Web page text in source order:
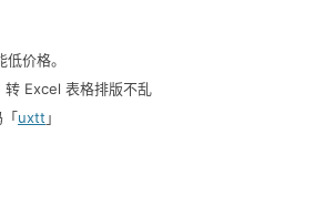
价格。️
转 Excel 表格排版不乱
uxtt 」